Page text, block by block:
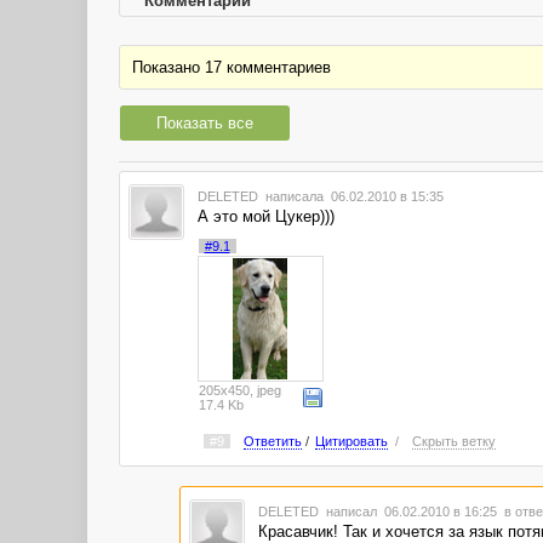
Показано 17 комментариев
Показать все
DELETED написала 06.02.2010 в 15:35
А это мой Цукер)))
#9.1
205x450, jpeg
17.4 Kb
#9 Ответить/ Цитировать / Скрыть ветку
DELETED написал 06.02.2010 в 16:25 в
Красавчик! Так и хочется за язык